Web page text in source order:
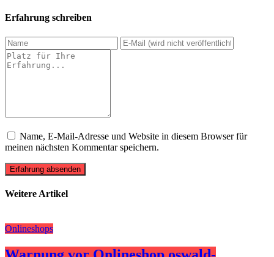
Erfahrung schreiben
Name, E-Mail-Adresse und Website in diesem Browser für
meinen nächsten Kommentar speichern.
Erfahrung absenden
Weitere Artikel
Onlineshops